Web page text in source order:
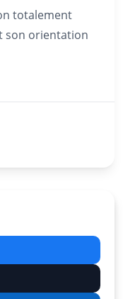
totalement
son orientation